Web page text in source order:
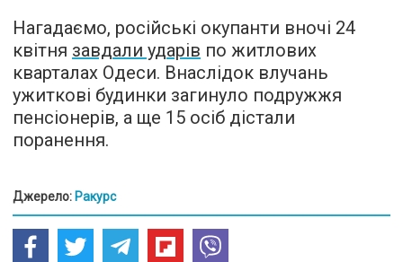
Нагадаємо, російські окупанти вночі 24
квітня завдали ударів по житлових
кварталах Одеси. Внаслідок влучань
ужиткові будинки загинуло подружжя
пенсіонерів, а ще 15 осіб дістали
поранення.
Джерело: Ракурс